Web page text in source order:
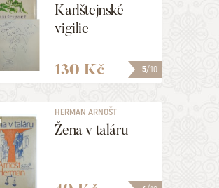
5/10
Karlštejnské
vigilie
130 Kč
HERMAN ARNOŠT
Žena v taláru